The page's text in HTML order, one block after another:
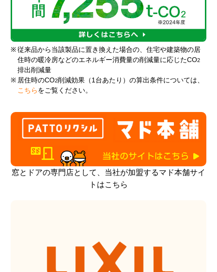
※ 従来品から当該製品に置き換えた場合の、住宅や建築物の居
住時の暖冷房などのエネルギー消費量の削減量に応じたCO2
排出削減量
※ 居住時のCO2削減効果（1台あたり）の算出条件については、
こちら をご覧ください。
窓とドアの専門店として、当社が加盟するマド本舗サイ
トはこちら